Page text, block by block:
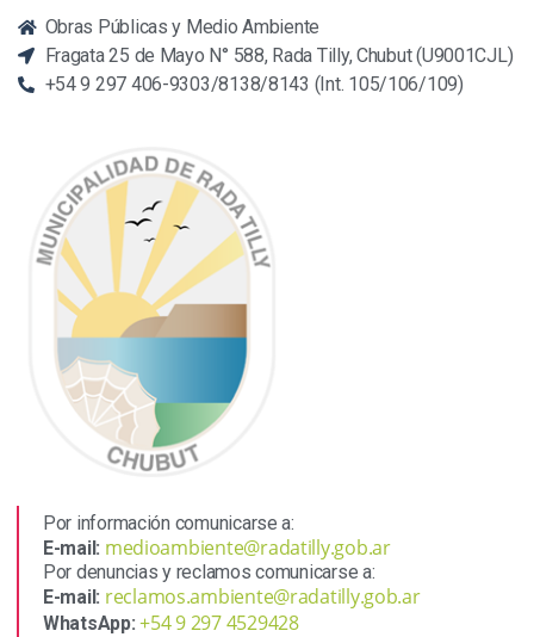
Obras Públicas y Medio Ambiente
Fragata 25 de Mayo N° 588, Rada Tilly, Chubut (U9001CJL)
+54 9 297 406-9303/8138/8143 (Int. 105/106/109)
Por información comunicarse a:
E-mail: medioambiente@radatilly.gob.ar
Por denuncias y reclamos comunicarse a:
E-mail: reclamos.ambiente@radatilly.gob.ar
WhatsApp: +54 9 297 4529428